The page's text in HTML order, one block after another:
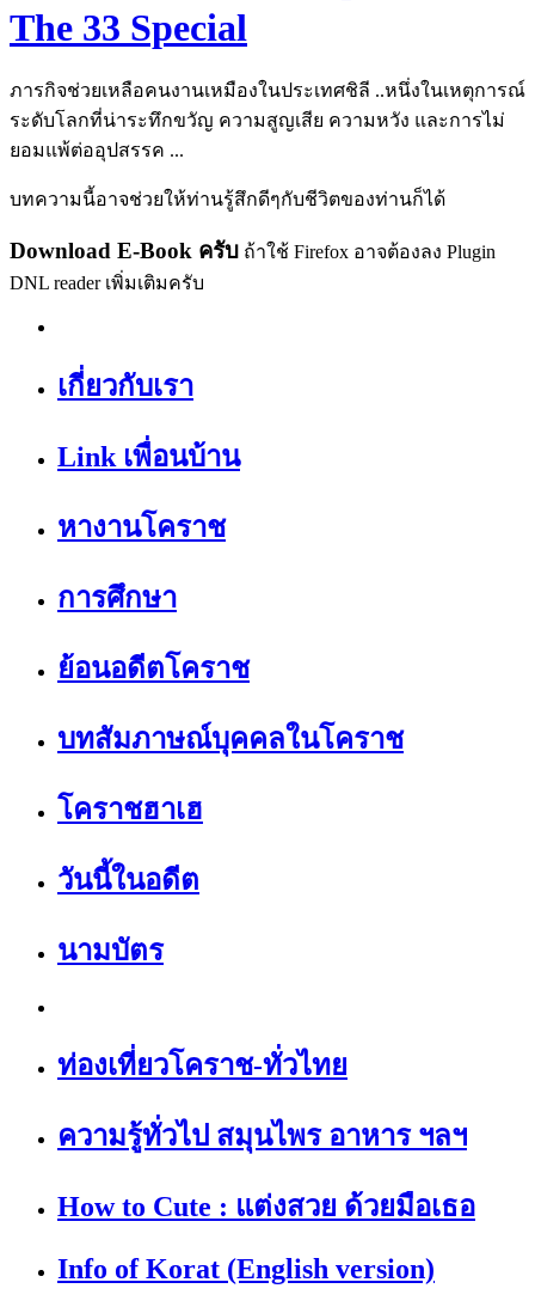
The 33 Special
ภารกิจช่วยเหลือคนงานเหมืองในประเทศชิลี ..หนึ่งในเหตุการณ์
ระดับโลกที่น่าระทึกขวัญ ความสูญเสีย ความหวัง และการไม่
ยอมแพ้ต่ออุปสรรค ...
บทความนี้อาจช่วยให้ท่านรู้สึกดีๆกับชีวิตของท่านก็ได้
Download E-Book ครับ ถ้าใช้ Firefox อาจต้องลง Plugin
DNL reader เพิ่มเติมครับ
เกี่ยวกับเรา
Link เพื่อนบ้าน
หางานโคราช
การศึกษา
ย้อนอดีตโคราช
บทสัมภาษณ์บุคคลในโคราช
โคราชฮาเฮ
วันนี้ในอดีต
นามบัตร
ท่องเที่ยวโคราช-ทั่วไทย
ความรู้ทั่วไป สมุนไพร อาหาร ฯลฯ
How to Cute : แต่งสวย ด้วยมือเธอ
Info of Korat (English version)